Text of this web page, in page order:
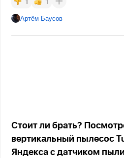
Артём Баусов
Стоит ли брать?
вертикальный пылесос
Яндекса с датчиком пыли